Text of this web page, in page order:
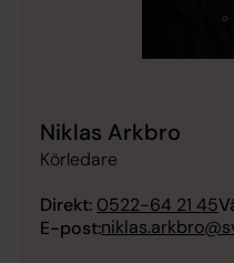
Niklas Arkbro
Körledare
Direkt: 0522-64 21 45
E-post: